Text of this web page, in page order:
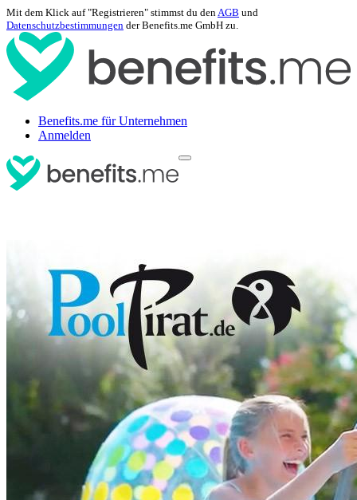
Mit dem Klick auf "Registrieren" stimmst du denAGB und
Datenschutzbestimmungen der Benefits.me GmbH zu.
Benefits.me für Unternehmen
Anmelden